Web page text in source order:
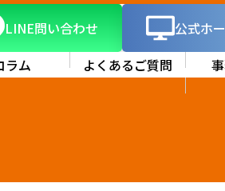
LINE問い合わせ 公式ホ
ラム よくあるご質問